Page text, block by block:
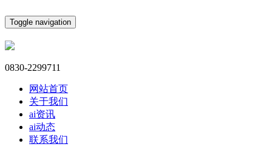
Toggle navigation
0830-2299711
网站首页
关于我们
ai资讯
ai动态
联系我们